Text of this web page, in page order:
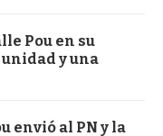
Pou en su
y una
envió al PN y la